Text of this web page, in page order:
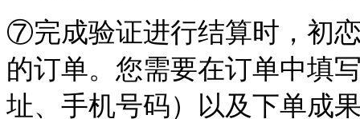
⑦完成验证进行结算时，初
的订单。您需要在订单中填
址、手机号码）以及下单成